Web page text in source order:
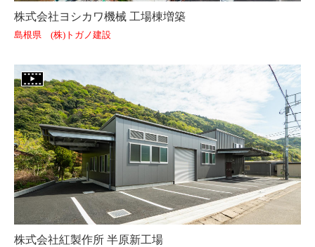
株式会社ヨシカワ機械 工場棟増築
島根県 (株)トガノ建設
株式会社紅製作所 半原新工場